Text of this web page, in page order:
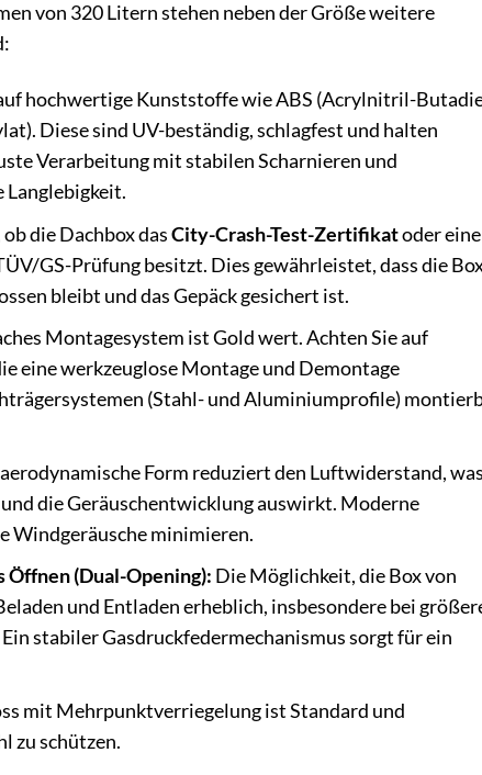
von 320 Litern stehen neben der Größe weitere
hochwertige Kunststoffe wie ABS (Acrylnitril-
Diese sind UV-beständig, schlagfest und halten
Verarbeitung mit stabilen Scharnieren und
Langlebigkeit.
die Dachbox dasCity-Crash-Test-Zertifikatoder eine
GS-Prüfung besitzt. Dies gewährleistet, dass die
bleibt und das Gepäck gesichert ist.
Montagesystem ist Gold wert. Achten Sie auf
eine werkzeuglose Montage und Demontage
(Stahl- und Aluminiumprofile)
Form reduziert den Luftwiderstand,
die Geräuschentwicklung auswirkt. Moderne
Windgeräusche minimieren.
Öffnen (Dual-Opening): Die Möglichkeit, die Box von
und Entladen erheblich, insbesondere bei
stabiler Gasdruckfedermechanismus sorgt für ein
mit Mehrpunktverriegelung ist Standard und
zu schützen.